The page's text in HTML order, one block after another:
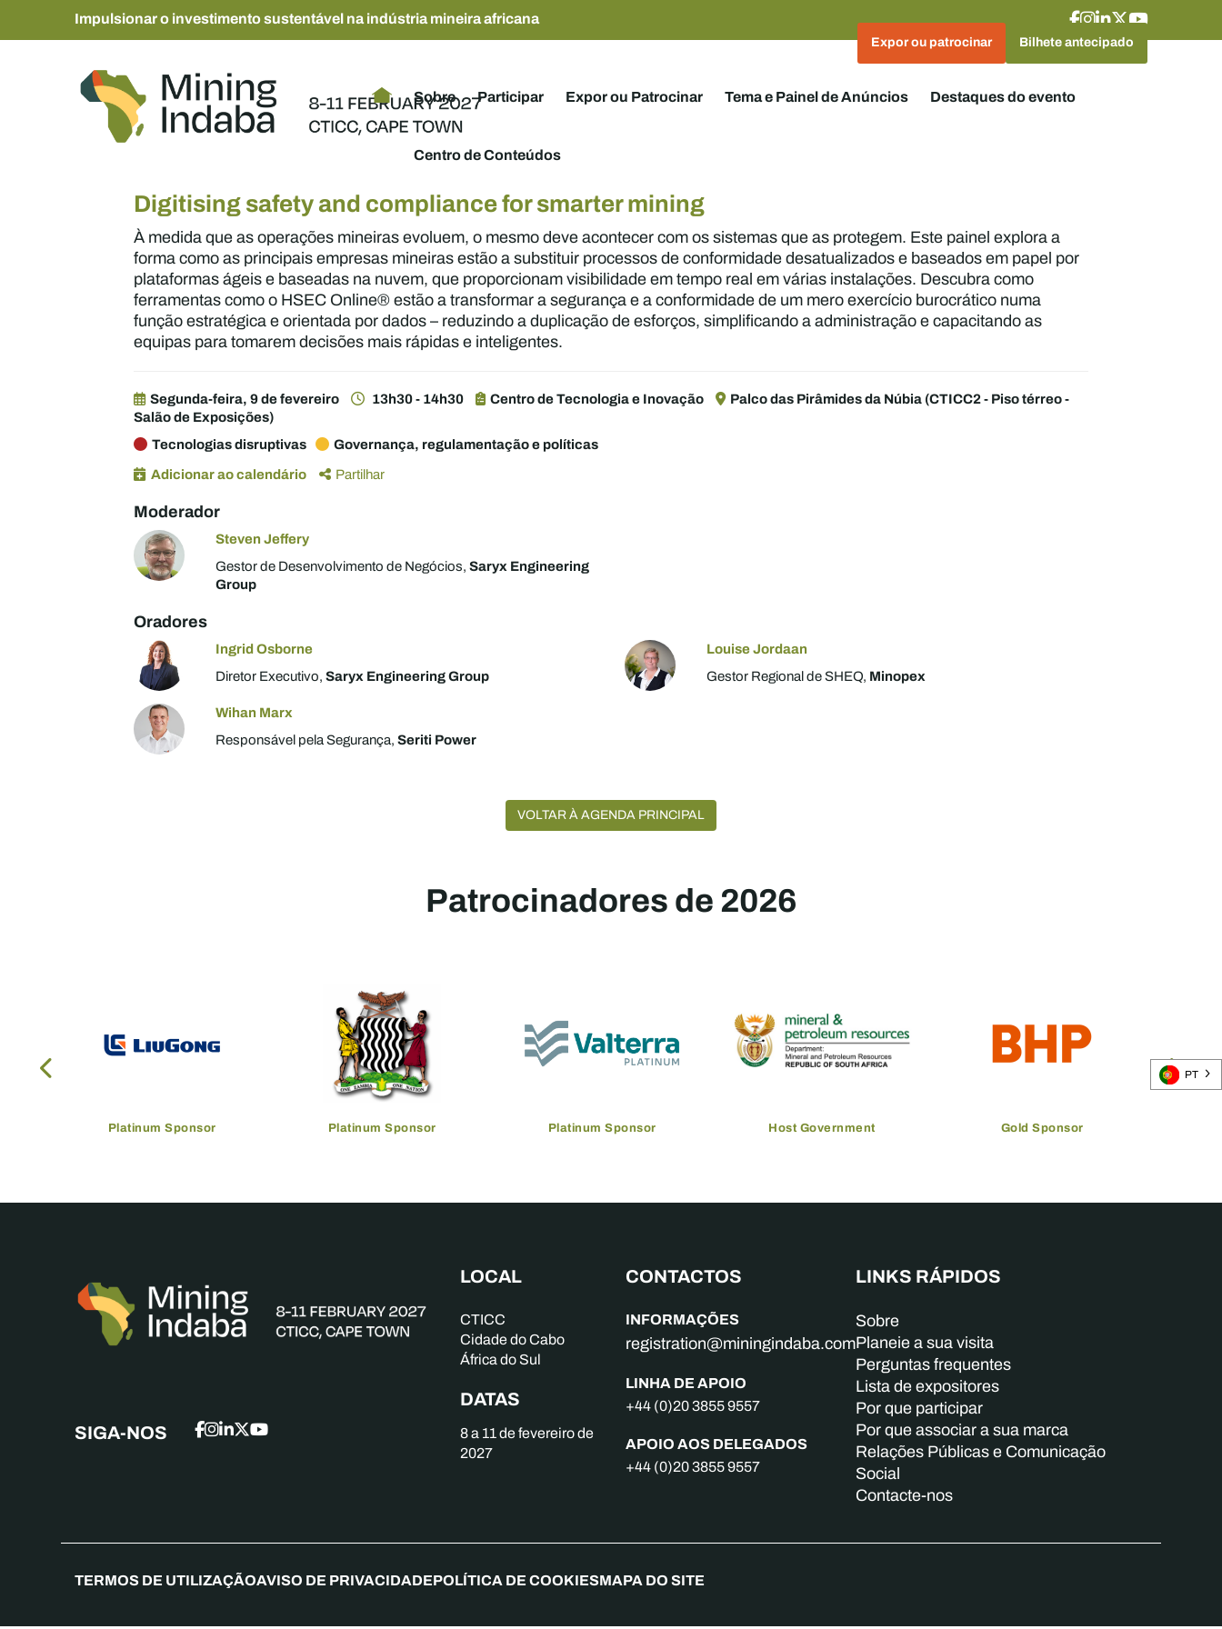
Impulsionar o investimento sustentável na indústria mineira africana
Expor ou patrocinar Bilhete antecipado
Sobre Participar Expor ou Patrocinar Tema e Painel de Anúncios Destaques do evento
Centro de Conteúdos
Digitising safety and compliance for smarter mining
À medida que as operações mineiras evoluem, o mesmo deve acontecer com os sistemas que as protegem. Este painel explora a
forma como as principais empresas mineiras estão a substituir processos de conformidade desatualizados e baseados em papel por
plataformas ágeis e baseadas na nuvem, que proporcionam visibilidade em tempo real em várias instalações. Descubra como
ferramentas como o HSEC Online® estão a transformar a segurança e a conformidade de um mero exercício burocrático numa
função estratégica e orientada por dados – reduzindo a duplicação de esforços, simplificando a administração e capacitando as
equipas para tomarem decisões mais rápidas e inteligentes.
Segunda-feira, 9 de fevereiro 13h30 - 14h30 Centro de Tecnologia e Inovação
Palco das Pirâmides da Núbia (CTICC2 - Piso térreo -
Salão de Exposições)
Tecnologias disruptivas
Governança, regulamentação e políticas
Adicionar ao calendário
Partilhar
Moderador
Steven Jeffery
Gestor de Desenvolvimento de Negócios,Saryx Engineering
Group
Oradores
Ingrid Osborne
Diretor Executivo,Saryx Engineering Group
Louise Jordaan
Gestor Regional de SHEQ, Minopex
Wihan Marx
Responsável pela Segurança,Seriti Power
VOLTAR À AGENDA PRINCIPAL
Patrocinadores de 2026
Platinum Sponsor Platinum Sponsor Platinum Sponsor Host Government Gold Sponsor
LOCAL
CTICC
Cidade do Cabo
África do Sul
DATAS
8 a 11 de fevereiro de
2027
CONTACTOS
INFORMAÇÕES
registration@miningindaba.com
LINHA DE APOIO
+44 (0)20 3855 9557
APOIO AOS DELEGADOS
+44 (0)20 3855 9557
LINKS RÁPIDOS
Sobre
Planeie a sua visita
Perguntas frequentes
Lista de expositores
Por que participar
Por que associar a sua marca
Relações Públicas e Comunicação
Social
Contacte-nos
SIGA-NOS
TERMOS DE UTILIZAÇÃOAVISO DE PRIVACIDADEPOLÍTICA DE COOKIESMAPA DO SITE
PT